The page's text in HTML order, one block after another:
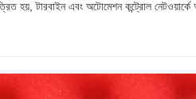
হয়, টারবাইন এবং অটোমেশন কন্ট্রোল নেটওয়ার্কে